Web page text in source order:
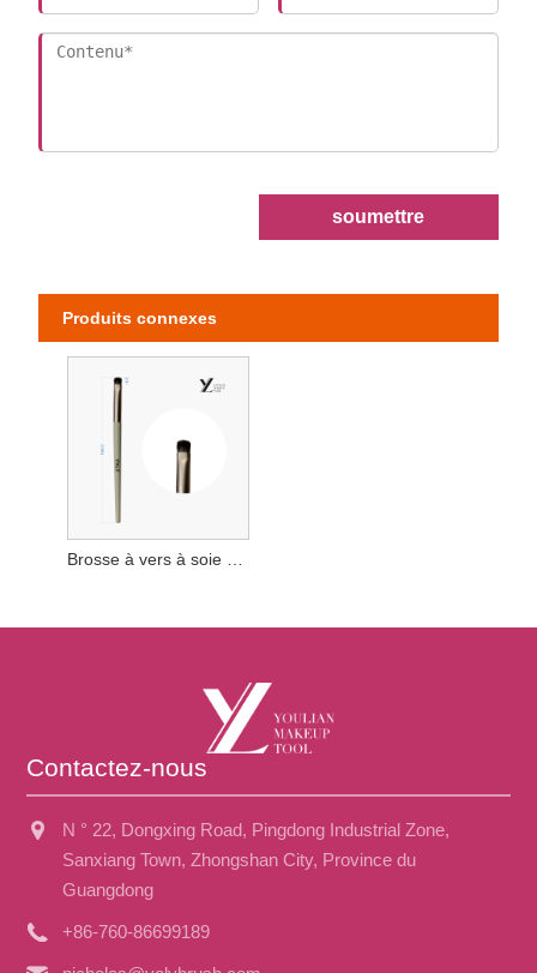
soumettre
Produits connexes
Brosse à vers à soie couchée
Contactez-nous
N ° 22, Dongxing Road, Pingdong Industrial Zone,
Sanxiang Town, Zhongshan City, Province du
Guangdong
+86-760-86699189